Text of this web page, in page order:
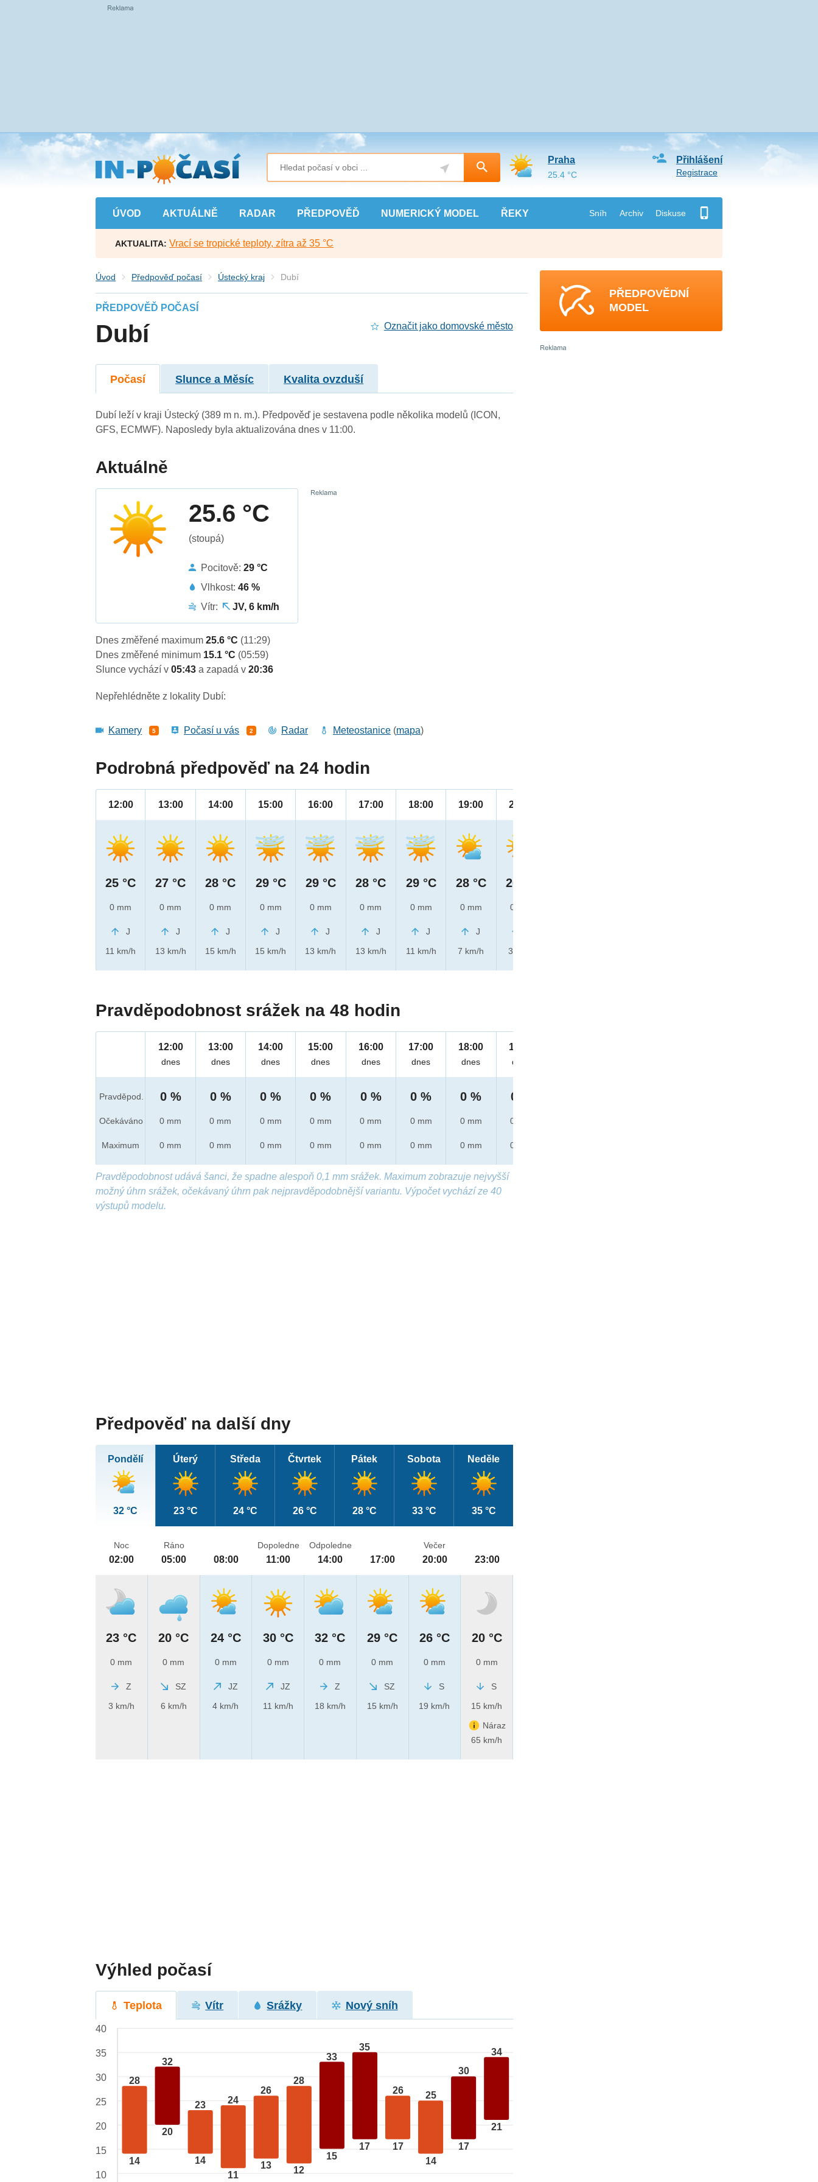
Přejít
na
hlavní
obsah
ÚVOD AKTUÁLNĚ RADAR PŘEDPOVĚĎ NUMERICKÝ MODEL ŘEKY Sníh Archiv Diskuse
Přihlášení
Registrace
Praha
25.4 °C
AKTUALITA: Vrací se tropické teploty, zítra až 35 °C
Úvod Předpověď počasí Ústecký kraj Dubí
PŘEDPOVĚĎ POČASÍ
Dubí Označit jako domovské město
Počasí Slunce a Měsíc Kvalita ovzduší
Dubí leží v kraji Ústecký (389 m n. m.). Předpověď je sestavena podle několika modelů (ICON,
GFS, ECMWF). Naposledy byla aktualizována dnes v 11:00.
Aktuálně
25.6 °C
(stoupá)
Pocitově:29 °C
Vlhkost:46 %
Vítr:
JV, 6 km/h
Dnes změřené maximum25.6 °C (11:29)
Dnes změřené minimum 15.1 °C (05:59)
Slunce vychází v05:43a zapadá v20:36
Nepřehlédněte z lokality Dubí:
Kamery 5 Počasí u vás 2 Radar Meteostanice (mapa)
Podrobná předpověď na 24 hodin
12:00
25 °C
0 mm
J
11 km/h
13:00
27 °C
0 mm
J
13 km/h
14:00
28 °C
0 mm
J
15 km/h
15:00
29 °C
0 mm
J
15 km/h
16:00
29 °C
0 mm
J
13 km/h
17:00
28 °C
0 mm
J
13 km/h
18:00
29 °C
0 mm
J
11 km/h
19:00
28 °C
0 mm
J
7 km/h
20:00
26 °C
0 mm
3 km/h
Pravděpodobnost srážek na 48 hodin
Pravděpod.
Očekáváno
Maximum
12:00
dnes
0 %
0 mm
0 mm
13:00
dnes
0 %
0 mm
0 mm
14:00
dnes
0 %
0 mm
0 mm
15:00
dnes
0 %
0 mm
0 mm
16:00
dnes
0 %
0 mm
0 mm
17:00
dnes
0 %
0 mm
0 mm
18:00
dnes
0 %
0 mm
0 mm
19:00
dnes
0 %
0 mm
0 mm
Pravděpodobnost udává šanci, že spadne alespoň 0,1 mm srážek. Maximum zobrazuje nejvyšší
možný úhrn srážek, očekávaný úhrn pak nejpravděpodobnější variantu. Výpočet vychází ze 40
výstupů modelu.
Předpověď na další dny
Pondělí
32 °C
Úterý
23 °C
Středa
24 °C
Čtvrtek
26 °C
Pátek
28 °C
Sobota
33 °C
Neděle
35 °C
Noc
02:00
23 °C
0 mm
Z
3 km/h
Ráno
05:00
20 °C
0 mm
SZ
6 km/h
08:00
24 °C
0 mm
JZ
4 km/h
Dopoledne
11:00
30 °C
0 mm
JZ
11 km/h
Odpoledne
14:00
32 °C
0 mm
Z
18 km/h
17:00
29 °C
0 mm
SZ
15 km/h
Večer
20:00
26 °C
0 mm
S
19 km/h
23:00
20 °C
0 mm
S
15 km/h
Náraz
65 km/h
Výhled počasí
Teplota Vítr Srážky Nový sníh
28
14
32
20
23
14
24
11
26
13
28
12
33
15
35
17
26
17
25
14
30
17
34
21
40
35
30
25
20
15
10
PŘEDPOVĚDNÍ
MODEL